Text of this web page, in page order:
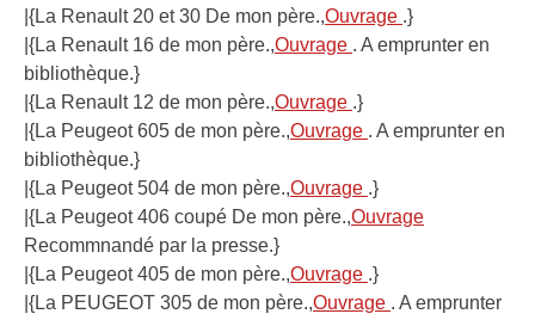
|{La Renault 20 et 30 De mon père.,Ouvrage .}
|{La Renault 16 de mon père.,Ouvrage . A emprunter en
bibliothèque.}
|{La Renault 12 de mon père.,Ouvrage .}
|{La Peugeot 605 de mon père.,Ouvrage . A emprunter en
bibliothèque.}
|{La Peugeot 504 de mon père.,Ouvrage .}
|{La Peugeot 406 coupé De mon père.,Ouvrage
Recommnandé par la presse.}
|{La Peugeot 405 de mon père.,Ouvrage .}
|{La PEUGEOT 305 de mon père.,Ouvrage . A emprunter